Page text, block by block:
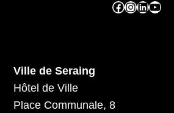
Facebook ville de seraing Instragram ville de seraing linkedin – ville de seraing YouTube
Ville de Seraing
Hôtel de Ville
Place Communale, 8